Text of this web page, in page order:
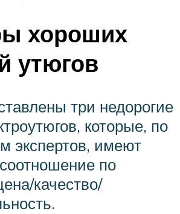
хороших
утюгов
три недорогие
которые, по
экспертов, имеют
по
качество/